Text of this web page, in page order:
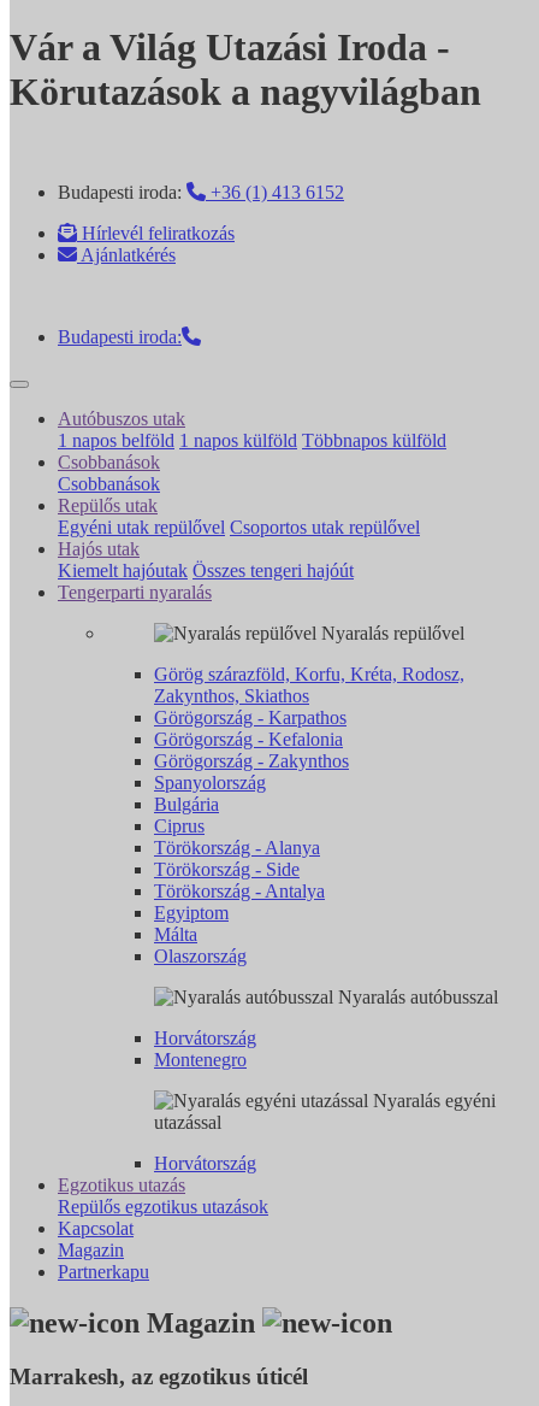
Vár a Világ Utazási Iroda -
Körutazások a nagyvilágban
Budapesti iroda:
+36 (1) 413 6152
Hírlevél feliratkozás
Ajánlatkérés
Budapesti iroda:
Autóbuszos utak
1 napos belföld 1 napos külföld Többnapos külföld
Csobbanások
Csobbanások
Repülős utak
Egyéni utak repülővel Csoportos utak repülővel
Hajós utak
Kiemelt hajóutak Összes tengeri hajóút
Tengerparti nyaralás
Nyaralás repülővel
Görög szárazföld, Korfu, Kréta, Rodosz,
Zakynthos, Skiathos
Görögország - Karpathos
Görögország - Kefalonia
Görögország - Zakynthos
Spanyolország
Bulgária
Ciprus
Törökország - Alanya
Törökország - Side
Törökország - Antalya
Egyiptom
Málta
Olaszország
Nyaralás autóbusszal
Horvátország
Montenegro
Nyaralás egyéni
utazással
Horvátország
Egzotikus utazás
Repülős egzotikus utazások
Kapcsolat
Magazin
Partnerkapu
Magazin
Marrakesh, az egzotikus úticél